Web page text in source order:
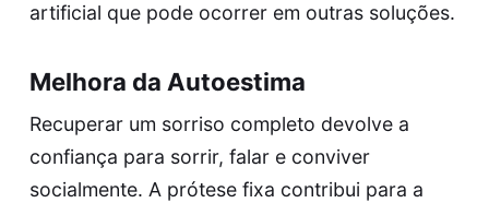
artificial que pode ocorrer em outras soluções.
Melhora da Autoestima
Recuperar um sorriso completo devolve a
confiança para sorrir, falar e conviver
socialmente. A prótese fixa contribui para a